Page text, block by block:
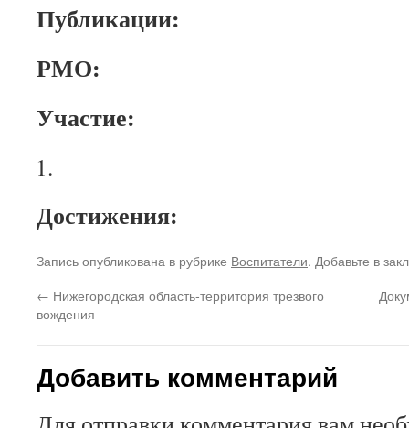
Публикации:
РМО:
Участие:
Достижения:
Запись опубликована в рубрике Воспитатели. Добавьте в
← Нижегородская область-территория трезвого
вождения
Добавить комментарий